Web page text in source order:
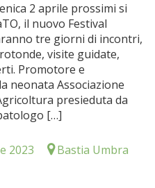
2 aprile prossimi si
il nuovo Festival
tre giorni di incontri,
visite guidate,
Promotore e
neonata Associazione
presieduta da
[…]
2023
Bastia Umbra